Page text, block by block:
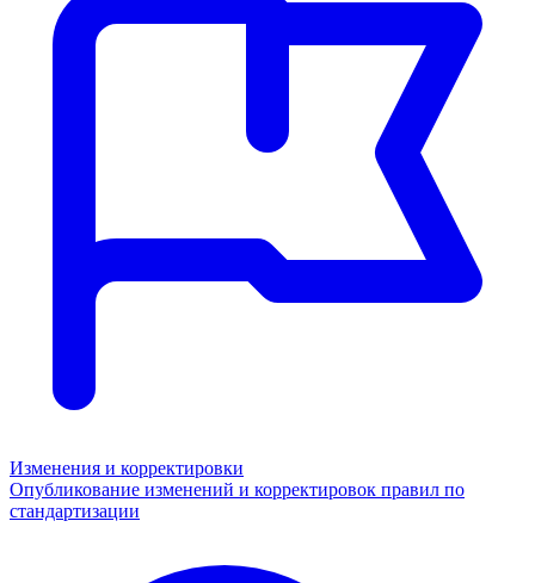
Изменения и корректировки
Опубликование изменений и корректировок правил по
стандартизации